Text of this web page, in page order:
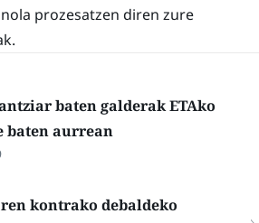
prozesatzen diren zure
baten galderak ETAko
aurrean
kontrako debaldeko